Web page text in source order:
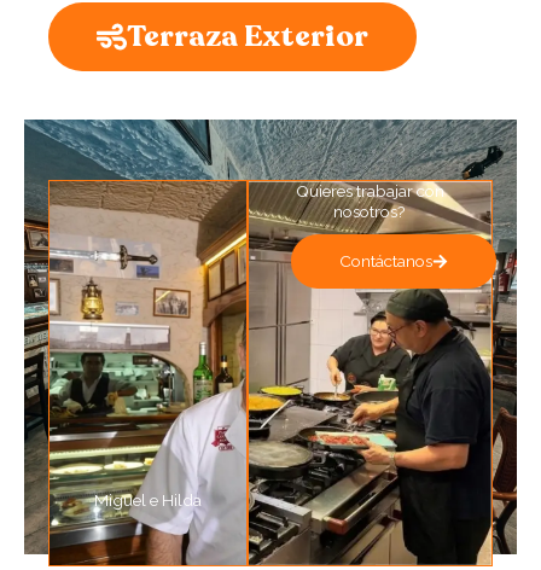
Terraza Exterior
Miguel e Hilda
Quieres trabajar con
nosotros?
Contáctanos